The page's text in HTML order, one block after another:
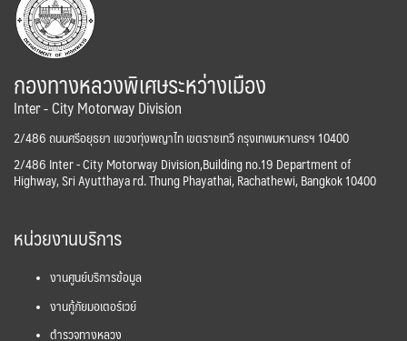
กองทางหลวงพิเศษระหว่างเมือง
Inter - City Motorway Division
2/486 ถนนศรีอยุธยา แขวงทุ่งพญาไท เขตราชเทวี กรุงเทพมหานครฯ 10400
2/486 Inter - City Motorway Division,Building no.19 Department of
Highway, Sri Ayutthaya rd. Thung Phayathai, Rachathewi, Bangkok 10400
หน่วยงานบริการ
งานศูนย์บริการข้อมูล
งานกู้ภัยมอเตอร์เวย์
ตำรวจทางหลวง